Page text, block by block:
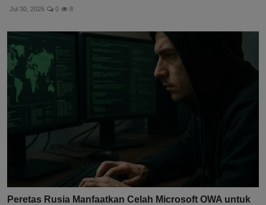
Jul 30, 2026 0 8
Peretas Rusia Manfaatkan Celah Microsoft OWA untuk